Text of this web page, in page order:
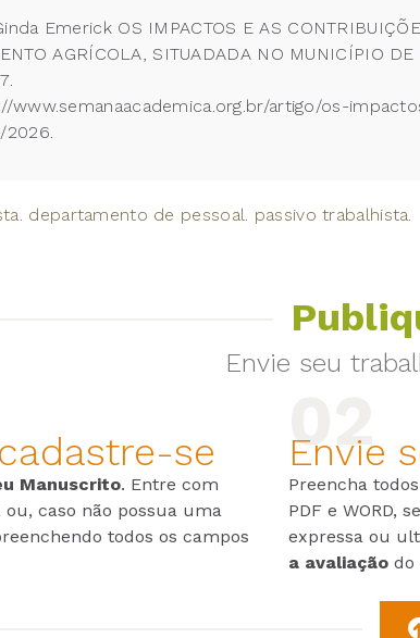
Emerick OS IMPACTOS E AS
AGRÍCOLA, SITUADADA NO MUNICÍPIO
www.semanaacademica.org.br/artigo/os-
2026.
departamento de pessoal. passivo trabalhista.
Envie seu
se
Manuscrito. Entre com
caso não possua uma
todos os campos
Envie
Preencha
PDF e WORD,
expressa ou
a avaliação do